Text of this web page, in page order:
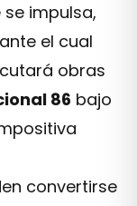
impulsa,
el cual
obras
86 bajo
convertirse